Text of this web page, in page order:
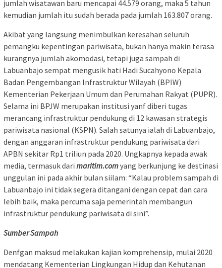
jumlah wisatawan baru mencapai 44.579 orang, maka 5 tahun
kemudian jumlah itu sudah berada pada jumlah 163.807 orang.
Akibat yang langsung menimbulkan keresahan seluruh
pemangku kepentingan pariwisata, bukan hanya makin terasa
kurangnya jumlah akomodasi, tetapi juga sampah di
Labuanbajo sempat mengusik hati Hadi Sucahyono Kepala
Badan Pengembangan Infrastruktur Wilayah (BPIW)
Kementerian Pekerjaan Umum dan Perumahan Rakyat (PUPR).
Selama ini BPJW merupakan institusi yanf diberi tugas
merancang infrastruktur pendukung di 12 kawasan strategis
pariwisata nasional (KSPN). Salah satunya ialah di Labuanbajo,
dengan anggaran infrastruktur pendukung pariwisata dari
APBN sekitar Rp1 triliun pada 2020. Ungkapnya kepada awak
media, termasuk dari maritim.comyang berkunjung ke destinasi
unggulan ini pada akhir bulan siilam: “Kalau problem sampah di
Labuanbajo ini tidak segera ditangani dengan cepat dan cara
lebih baik, maka percuma saja pemerintah membangun
infrastruktur pendukung pariwisata di sini”.
Sumber Sampah
Denfgan maksud melakukan kajian komprehensip, mulai 2020
mendatang Kementerian Lingkungan Hidup dan Kehutanan